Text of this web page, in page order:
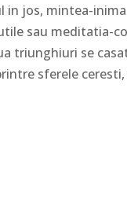
jos, mintea-
sau meditatia-
triunghiuri se
sferele